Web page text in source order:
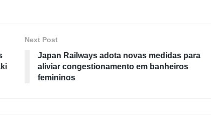
Next Post
Japan Railways adota novas medidas para
aliviar congestionamento em banheiros
femininos